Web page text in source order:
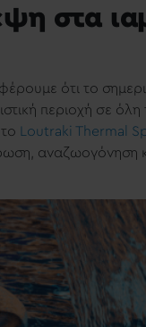
στα
ότι το
περιοχή σε
Loutraki Thermal
αναζωογόνηση